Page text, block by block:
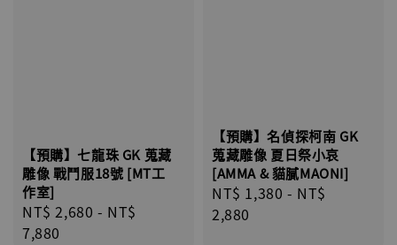
【預購】七龍珠 GK 蒐藏
雕像 戰鬥服18號 [MT工
作室]
Regular
price
NT$ 2,680 - NT$
7,880
【預購】名偵探柯南 GK
蒐藏雕像 夏日祭小哀
[AMMA & 貓膩MAONI]
Regular
price
NT$ 1,380 - NT$
2,880